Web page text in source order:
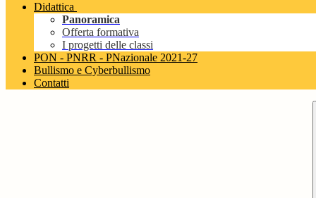
Didattica
Panoramica
Offerta formativa
I progetti delle classi
PON - PNRR - PNazionale 2021-27
Bullismo e Cyberbullismo
Contatti